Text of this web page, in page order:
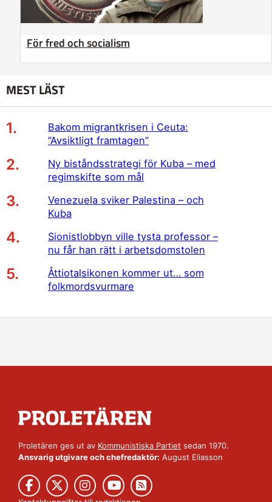
För fred och socialism
MEST LÄST
Bakom migrantkrisen i Ceuta:
”Avsiktligt framtagen”
Ny biståndsstrategi för Kuba – med
regimskifte som mål
Venezuela sviker Palestina – och
Kuba
Sionistlobbyn ville tysta professor –
nu får han rätt i arbetsdomstolen
Åttiotalsikonen kommer ut… som
folkmordsvurmare
Proletären ges ut av Kommunistiska Partiet sedan 1970.
Ansvarig utgivare och chefredaktör: August Eliasson